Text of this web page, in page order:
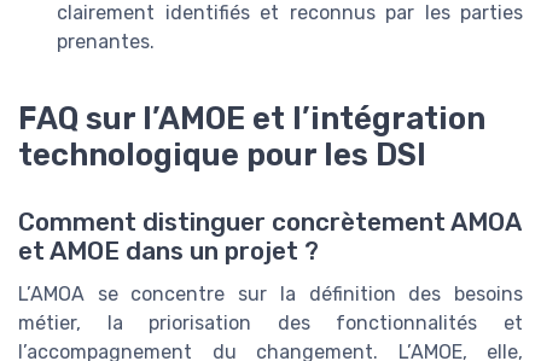
clairement identifiés et reconnus par les parties
prenantes.
FAQ sur l’AMOE et l’intégration
technologique pour les DSI
Comment distinguer concrètement AMOA
et AMOE dans un projet ?
L’AMOA se concentre sur la définition des besoins
métier, la priorisation des fonctionnalités et
l’accompagnement du changement. L’AMOE, elle,